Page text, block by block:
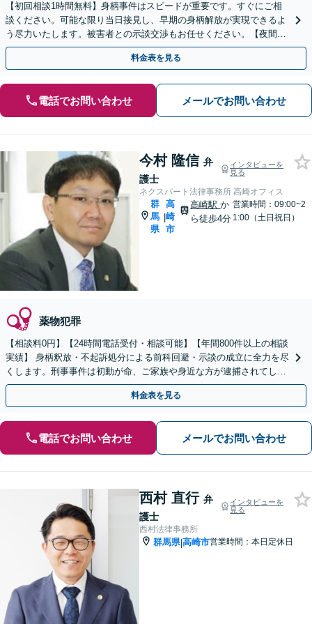
【初回相談1時間無料】身柄事件はスピードが重要です。すぐにご相
談ください。可能な限り当日接見し、早期の身柄解放が実現できるよ
う尽力いたします。被害者との示談交渉もお任せください。【夜間・
休日対応可】【完全個室で相談】
料金表を見る
電話でお問い合わせ メールでお問い合わせ
今村 隆信 弁
護士
インタビューを
見る
ネクスパート法律事務所 高崎オフィス
群
馬
県
|
高
崎
市
高崎駅か
ら徒歩4分
営業時間：09:00~2
1:00（土日祝日）
薬物犯罪
【相談料0円】【24時間電話受付・相談可能】【年間800件以上の相談
実績】 身柄釈放・不起訴処分による前科回避・示談の成立に全力を尽
くします。刑事事件は初動が命、ご家族や身近な方が逮捕されてしま
ったら一刻も早くお電話ください。
料金表を見る
電話でお問い合わせ メールでお問い合わせ
西村 直行 弁
護士
インタビューを
見る
西村法律事務所
群馬県|高崎市営業時間：本日定休日